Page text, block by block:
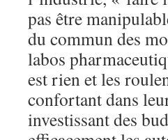
pas être
du commun des
labos
est rien et les
confortant dans
investissant des